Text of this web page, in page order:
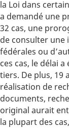
la Loi dans
a demandé une
32 cas, une
de consulter une
fédérales ou
ces cas, le délai
tiers. De plus, 19
réalisation de
documents,
original aurait
la plupart des